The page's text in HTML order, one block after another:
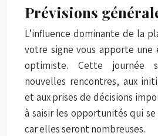
Prévisions
L’influence dominante de la
votre signe vous apporte
optimiste. Cette journée
nouvelles rencontres, aux
et aux prises de décisions
à saisir les opportunités qui
car elles seront nombreuses.